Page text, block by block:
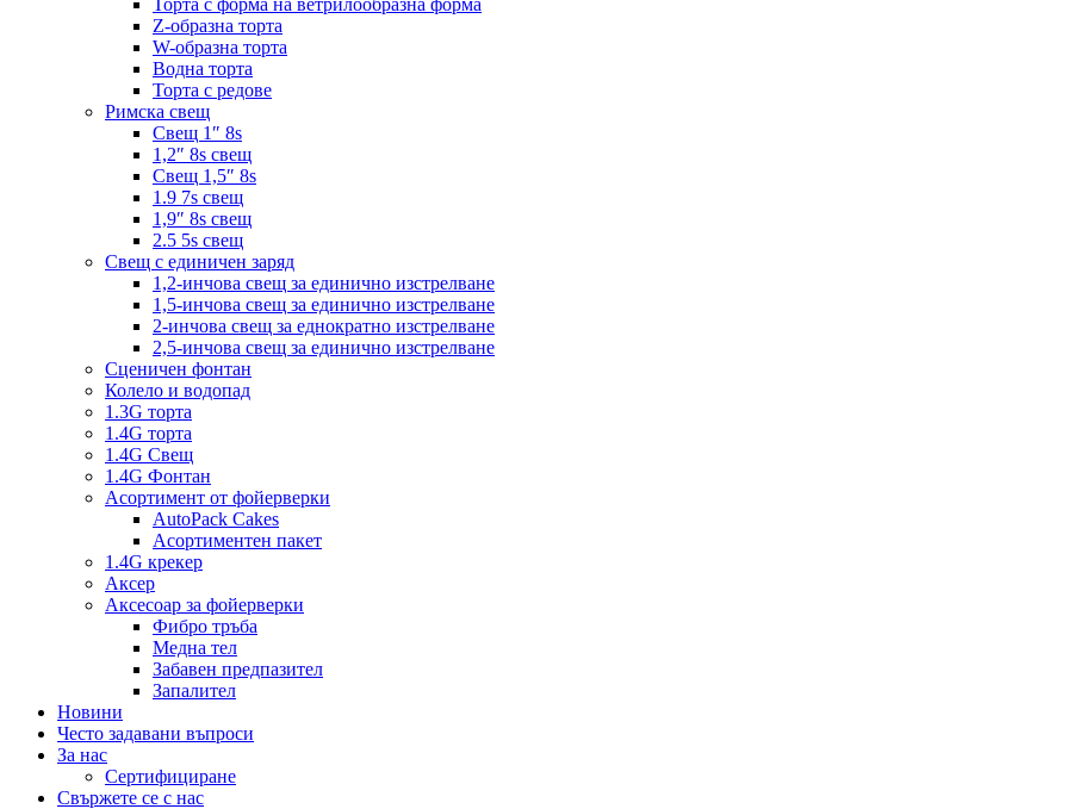
Торта с форма на ветрилообразна форма
Z-образна торта
W-образна торта
Водна торта
Торта с редове
Римска свещ
Свещ 1″ 8s
1,2″ 8s свещ
Свещ 1,5″ 8s
1.9 7s свещ
1,9″ 8s свещ
2.5 5s свещ
Свещ с единичен заряд
1,2-инчова свещ за единично изстрелване
1,5-инчова свещ за единично изстрелване
2-инчова свещ за еднократно изстрелване
2,5-инчова свещ за единично изстрелване
Сценичен фонтан
Колело и водопад
1.3G торта
1.4G торта
1.4G Свещ
1.4G Фонтан
Асортимент от фойерверки
AutoPack Cakes
Асортиментен пакет
1.4G крекер
Аксер
Аксесоар за фойерверки
Фибро тръба
Медна тел
Забавен предпазител
Запалител
Новини
Често задавани въпроси
За нас
Сертифициране
Свържете се с нас